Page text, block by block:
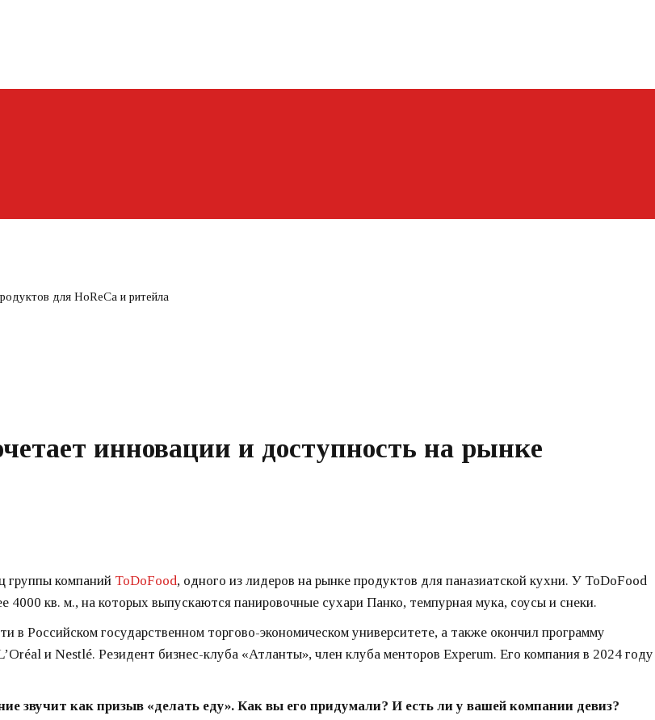
для HoReCa и ритейла
инновации и доступность на рынке
группы компаний ToDoFood, одного из лидеров на рынке продуктов для паназиатской кухни. У ToDoFood
кв. м., на которых выпускаются панировочные сухари Панко, темпурная мука, соусы и снеки.
в Российском государственном торгово-экономическом университете, а также окончил программу
и Nestlé. Резидент бизнес-клуба «Атланты», член клуба менторов Experum. Его компания в 2024 году
звучит как призыв «делать еду». Как вы его придумали? И есть ли у вашей компании девиз?